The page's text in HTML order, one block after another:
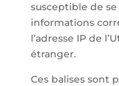
susceptible de
informations
l’adresse IP de
étranger.
Ces balises sont